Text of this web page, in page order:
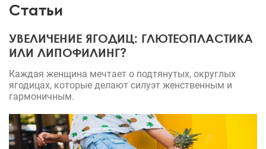
Статьи
УВЕЛИЧЕНИЕ ЯГОДИЦ: ГЛЮТЕОПЛАСТИКА
ИЛИ ЛИПОФИЛИНГ?
Каждая женщина мечтает о подтянутых, округлых
ягодицах, которые делают силуэт женственным и
гармоничным.